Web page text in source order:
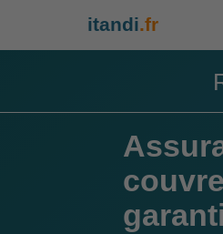
itandi.fr